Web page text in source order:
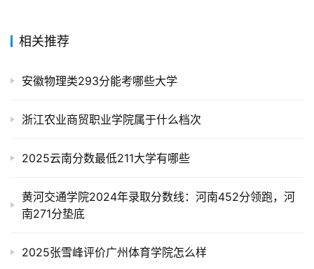
相关推荐
安徽物理类293分能考哪些大学
浙江农业商贸职业学院属于什么档次
2025云南分数最低211大学有哪些
黄河交通学院2024年录取分数线：河南452分领跑，河
南271分垫底
2025张雪峰评价广州体育学院怎么样